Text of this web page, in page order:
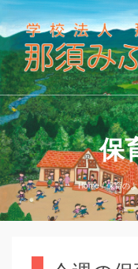
保
Home / 保育の